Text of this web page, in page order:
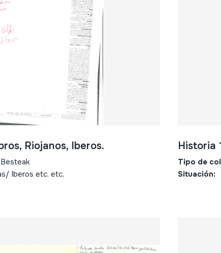
Riojanos, Iberos.
Besteak
Iberos etc. etc,
Historia
Tipo de
Situación: